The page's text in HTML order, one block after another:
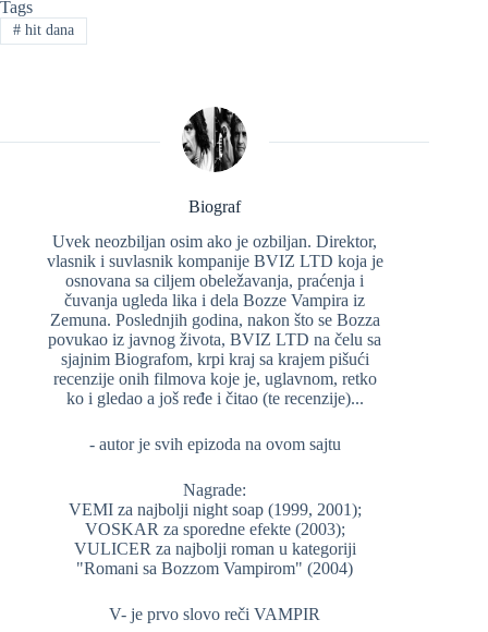
Tags
#hit dana
Biograf
Uvek neozbiljan osim ako je ozbiljan. Direktor,
vlasnik i suvlasnik kompanije BVIZ LTD koja je
osnovana sa ciljem obeležavanja, praćenja i
čuvanja ugleda lika i dela Bozze Vampira iz
Zemuna. Poslednjih godina, nakon što se Bozza
povukao iz javnog života, BVIZ LTD na čelu sa
sjajnim Biografom, krpi kraj sa krajem pišući
recenzije onih filmova koje je, uglavnom, retko
ko i gledao a još ređe i čitao (te recenzije)...
- autor je svih epizoda na ovom sajtu
Nagrade:
VEMI za najbolji night soap (1999, 2001);
VOSKAR za sporedne efekte (2003);
VULICER za najbolji roman u kategoriji
"Romani sa Bozzom Vampirom" (2004)
V- je prvo slovo reči VAMPIR